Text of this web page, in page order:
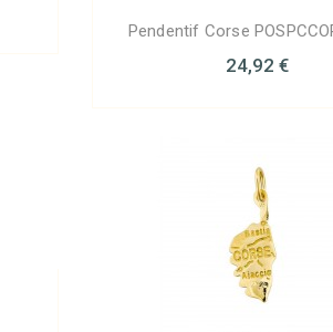
Pendentif Corse
24,92 €